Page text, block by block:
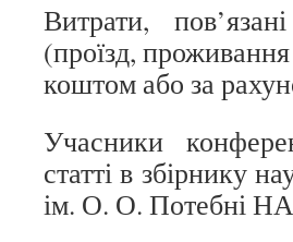
Витрати,
(проїзд,
коштом або за
Учасники
статті в збірнику
ім. О. О. Потебні